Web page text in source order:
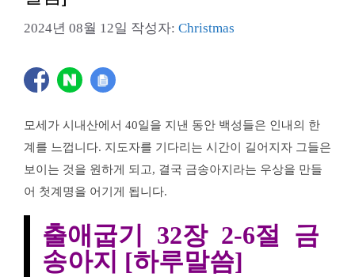
2024년 08월 12일 작성자: Christmas
모세가 시내산에서 40일을 지낸 동안 백성들은 인내의 한
계를 느껍니다. 지도자를 기다리는 시간이 길어지자 그들은
보이는 것을 원하게 되고, 결국 금송아지라는 우상을 만들
어 첫계명을 어기게 됩니다.
출애굽기 32장 2-6절 금
송아지 [하루말씀]